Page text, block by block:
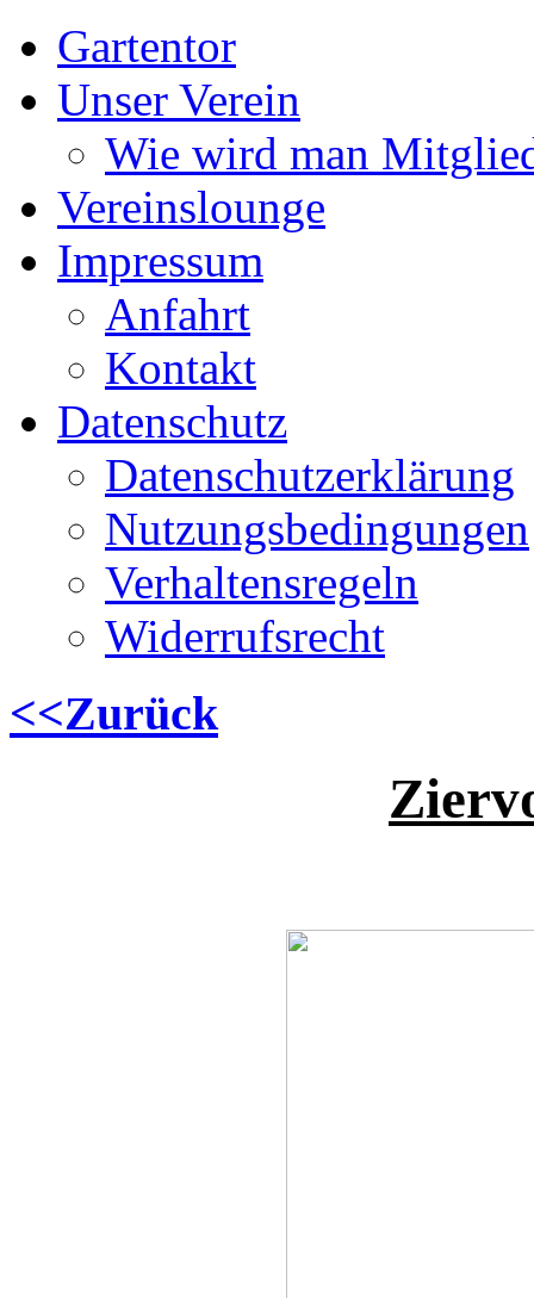
Gartentor
Unser Verein
Wie wird man
Vereinslounge
Impressum
Anfahrt
Kontakt
Datenschutz
Datenschutzerklärung
Nutzungsbedingungen
Verhaltensregeln
Widerrufsrecht
<<Zurück